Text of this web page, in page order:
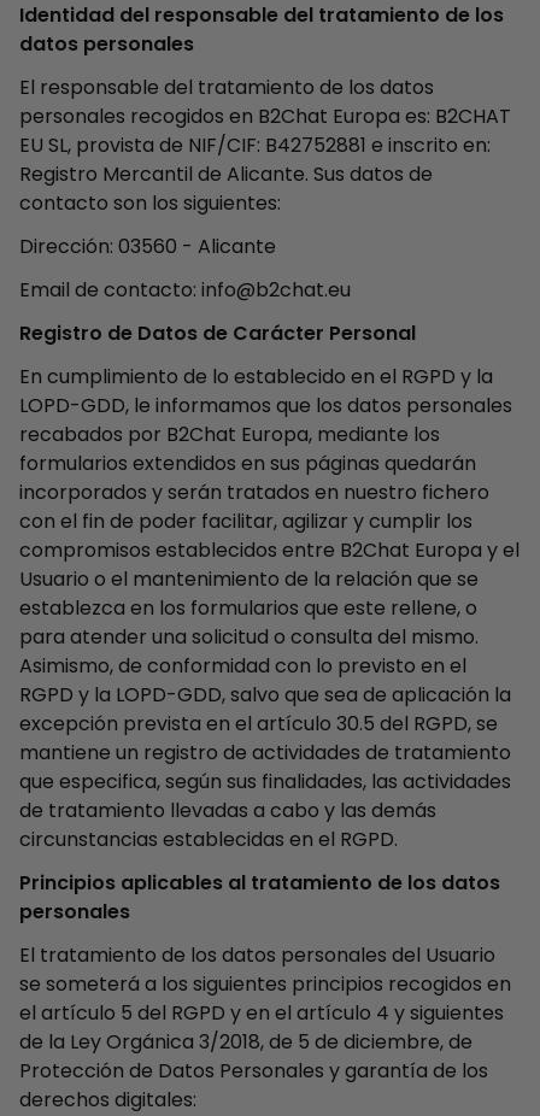
Identidad del responsable del tratamiento de los
datos personales
El responsable del tratamiento de los datos
personales recogidos en B2Chat Europa es: B2CHAT
EU SL, provista de NIF/CIF: B42752881 e inscrito en:
Registro Mercantil de Alicante. Sus datos de
contacto son los siguientes:
Dirección: 03560 - Alicante
Email de contacto: info@b2chat.eu
Registro de Datos de Carácter Personal
En cumplimiento de lo establecido en el RGPD y la
LOPD-GDD, le informamos que los datos personales
recabados por B2Chat Europa, mediante los
formularios extendidos en sus páginas quedarán
incorporados y serán tratados en nuestro fichero
con el fin de poder facilitar, agilizar y cumplir los
compromisos establecidos entre B2Chat Europa y el
Usuario o el mantenimiento de la relación que se
establezca en los formularios que este rellene, o
para atender una solicitud o consulta del mismo.
Asimismo, de conformidad con lo previsto en el
RGPD y la LOPD-GDD, salvo que sea de aplicación la
excepción prevista en el artículo 30.5 del RGPD, se
mantiene un registro de actividades de tratamiento
que especifica, según sus finalidades, las actividades
de tratamiento llevadas a cabo y las demás
circunstancias establecidas en el RGPD.
Principios aplicables al tratamiento de los datos
personales
El tratamiento de los datos personales del Usuario
se someterá a los siguientes principios recogidos en
el artículo 5 del RGPD y en el artículo 4 y siguientes
de la Ley Orgánica 3/2018, de 5 de diciembre, de
Protección de Datos Personales y garantía de los
derechos digitales: